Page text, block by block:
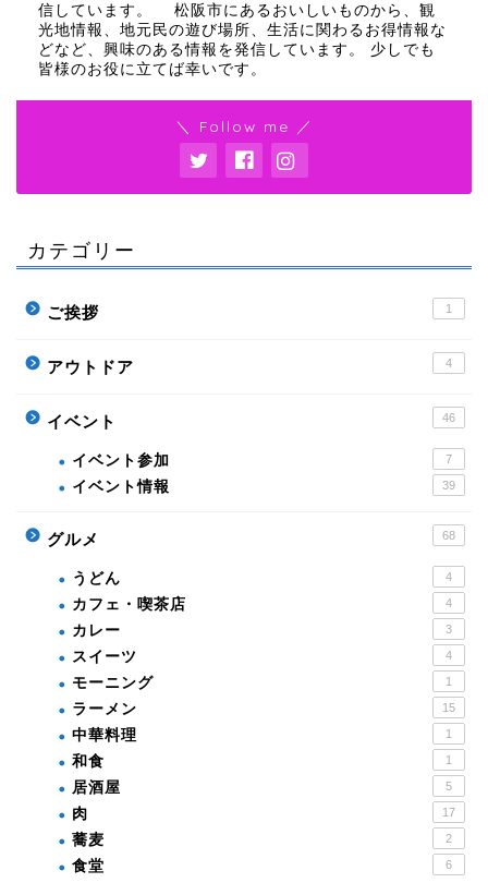
信しています。 松阪市にあるおいしいものから、観
光地情報、地元民の遊び場所、生活に関わるお得情報な
どなど、興味のある情報を発信しています。 少しでも
皆様のお役に立てば幸いです。
＼ Follow me ／
カテゴリー
ご挨拶 1
アウトドア 4
イベント 46
イベント参加 7
イベント情報 39
グルメ 68
うどん 4
カフェ・喫茶店 4
カレー 3
スイーツ 4
モーニング 1
ラーメン 15
中華料理 1
和食 1
居酒屋 5
肉 17
蕎麦 2
食堂 6